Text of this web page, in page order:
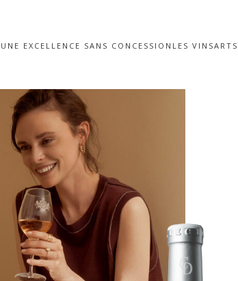
UNE EXCELLENCE SANS CONCESSION LES VINSARTS